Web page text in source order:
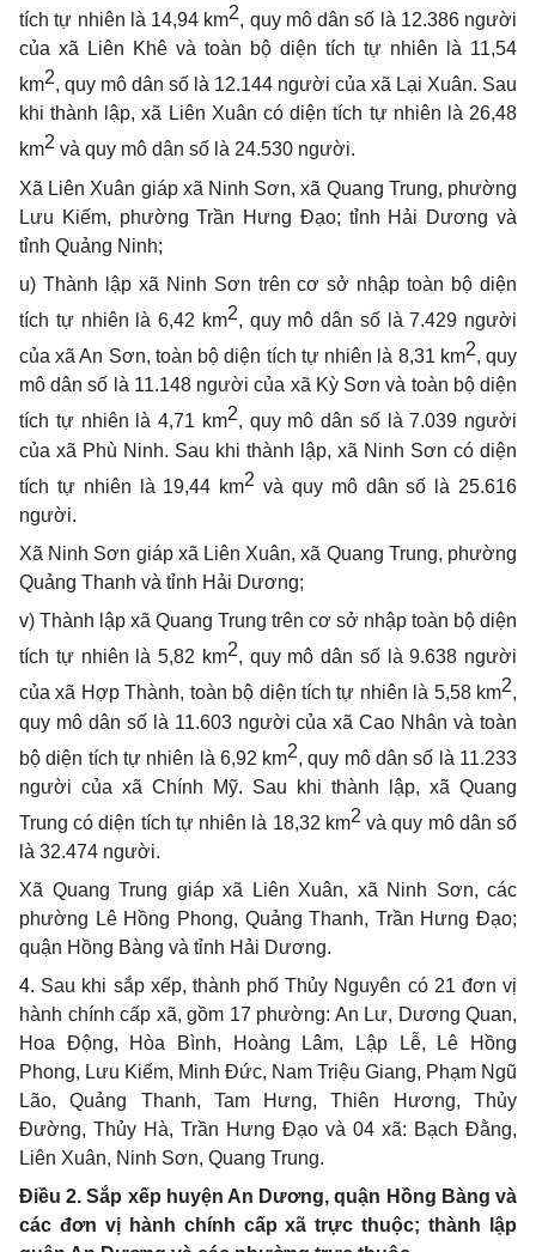
tích tự nhiên là 14,94 km2, quy mô dân số là 12.386 người
của xã Liên Khê và toàn bộ diện tích tự nhiên là 11,54
km2, quy mô dân số là 12.144 người của xã Lại Xuân. Sau
khi thành lập, xã Liên Xuân có diện tích tự nhiên là 26,48
km2 và quy mô dân số là 24.530 người.
Xã Liên Xuân giáp xã Ninh Sơn, xã Quang Trung, phường
Lưu Kiếm, phường Trần Hưng Đạo; tỉnh Hải Dương và
tỉnh Quảng Ninh;
u) Thành lập xã Ninh Sơn trên cơ sở nhập toàn bộ diện
tích tự nhiên là 6,42 km2, quy mô dân số là 7.429 người
của xã An Sơn, toàn bộ diện tích tự nhiên là 8,31 km2,quy
mô dân số là 11.148 người của xã Kỳ Sơn và toàn bộ diện
tích tự nhiên là 4,71 km2, quy mô dân số là 7.039 người
của xã Phù Ninh. Sau khi thành lập, xã Ninh Sơn có diện
tích tự nhiên là 19,44 km2 và quy mô dân số là 25.616
người.
Xã Ninh Sơn giáp xã Liên Xuân, xã Quang Trung, phường
Quảng Thanh và tỉnh Hải Dương;
v) Thành lập xã Quang Trung trên cơ sở nhập toàn bộ diện
tích tự nhiên là 5,82 km2, quy mô dân số là 9.638 người
của xã Hợp Thành, toàn bộ diện tích tự nhiên là 5,58 km2,
quy mô dân số là 11.603 người của xã Cao Nhân và toàn
bộ diện tích tự nhiên là 6,92 km2, quy mô dân số là 11.233
người của xã Chính Mỹ. Sau khi thành lập, xã Quang
Trung có diện tích tự nhiên là 18,32 km2 và quy mô dân số
là 32.474 người.
Xã Quang Trung giáp xã Liên Xuân, xã Ninh Sơn, các
phường Lê Hồng Phong, Quảng Thanh, Trần Hưng Đạo;
quận Hồng Bàng và tỉnh Hải Dương.
4. Sau khi sắp xếp, thành phố Thủy Nguyên có 21 đơn vị
hành chính cấp xã, gồm 17 phường: An Lư, Dương Quan,
Hoa Động, Hòa Bình, Hoàng Lâm, Lập Lễ, Lê Hồng
Phong, Lưu Kiếm, Minh Đức, Nam Triệu Giang, Phạm Ngũ
Lão, Quảng Thanh, Tam Hưng, Thiên Hương, Thủy
Đường, Thủy Hà, Trần Hưng Đạo và 04 xã: Bạch Đằng,
Liên Xuân, Ninh Sơn, Quang Trung.
Điều 2. Sắp xếp huyện An Dương, quận Hồng Bàng và
các đơn vị hành chính cấp xã trực thuộc; thành lập